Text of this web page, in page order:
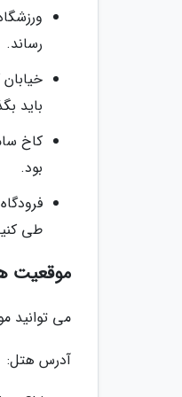
رساند.
باید بگذرانید.
بود.
طی کنید که 50 دقیقه طول می کشد و یا با مترو بروید
موقعیت
می توانید
آدرس هتل: